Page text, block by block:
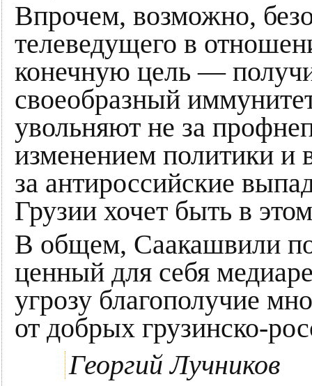
Впрочем, возможно,
телеведущего в
конечную цель —
своеобразный
увольняют не за
изменением политики и
за антироссийские
Грузии хочет быть в
В общем, Саакашвили
ценный для себя
угрозу благополучие
от добрых грузинско-
Георгий Лучников